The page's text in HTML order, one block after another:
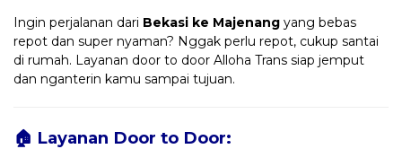
Ingin perjalanan dari Bekasi ke Majenang yang bebas
repot dan super nyaman? Nggak perlu repot, cukup santai
di rumah. Layanan door to door Alloha Trans siap jemput
dan nganterin kamu sampai tujuan.
🏠 Layanan Door to Door: